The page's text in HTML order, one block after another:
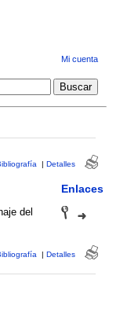
Mi cuenta
| Detalles
Enlaces
del
| Detalles